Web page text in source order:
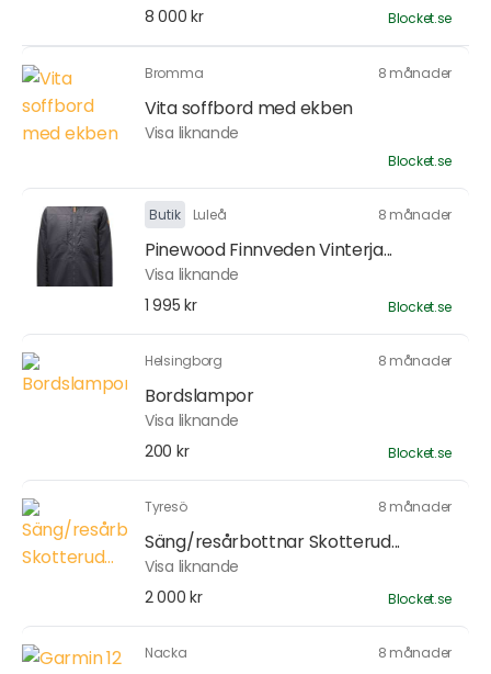
8 000 kr
Blocket.se
Bromma 8 månader
Vita soffbord med ekben
Visa liknande
Blocket.se
Butik Luleå 8 månader
Pinewood Finnveden Vinterja...
Visa liknande
1 995 kr
Blocket.se
Helsingborg 8 månader
Bordslampor
Visa liknande
200 kr
Blocket.se
Tyresö 8 månader
Säng/resårbottnar Skotterud...
Visa liknande
2 000 kr
Blocket.se
Nacka 8 månader